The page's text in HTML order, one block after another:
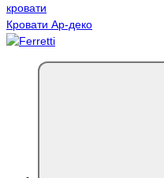
кровати
Кровати Ар-деко